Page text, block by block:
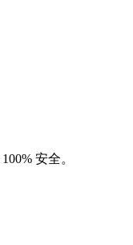
安全。